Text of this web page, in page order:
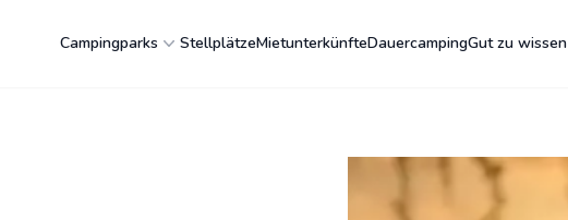
Campingparks StellplätzeMietunterkünfteDauercampingGut zu wissen